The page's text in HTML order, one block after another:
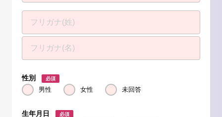
性別 必須
男性 女性 未回答
生年月日 必須